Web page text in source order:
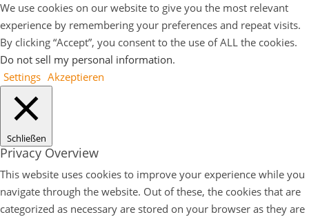
We use cookies on our website to give you the most relevant
experience by remembering your preferences and repeat visits.
By clicking “Accept”, you consent to the use of ALL the cookies.
Do not sell my personal information.
Settings Akzeptieren
Schließen
Privacy Overview
This website uses cookies to improve your experience while you
navigate through the website. Out of these, the cookies that are
categorized as necessary are stored on your browser as they are